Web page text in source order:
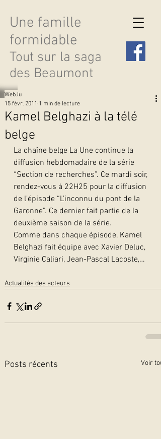
Une famille
formidable
Tout sur la saga
des Beaumont
Kamel Belghazi à la télé
belge
WebJu
15 févr. 2011 1 min de lecture
La chaîne belge La Une continue la
diffusion hebdomadaire de la série
“Section de recherches”. Ce mardi soir,
rendez-vous à 22H25 pour la diffusion
de l’épisode “L’inconnu du pont de la
Garonne”. Ce dernier fait partie de la
deuxième saison de la série.
Comme dans chaque épisode, Kamel
Belghazi fait équipe avec Xavier Deluc,
Virginie Caliari, Jean-Pascal Lacoste,…
Actualités des acteurs
Posts récents Voir tout